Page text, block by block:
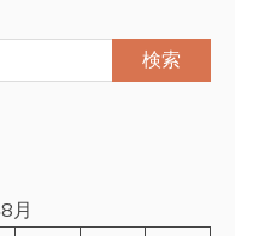
月